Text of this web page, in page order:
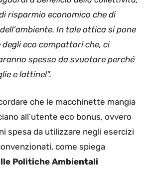
risparmio economico che di
In tale ottica si pone
degli eco compattori che, ci
spesso da svuotare perché
e lattine!”.
che le macchinette mangia
all’utente eco bonus, ovvero
spesa da utilizzare negli esercizi
come spiega
Politiche Ambientali